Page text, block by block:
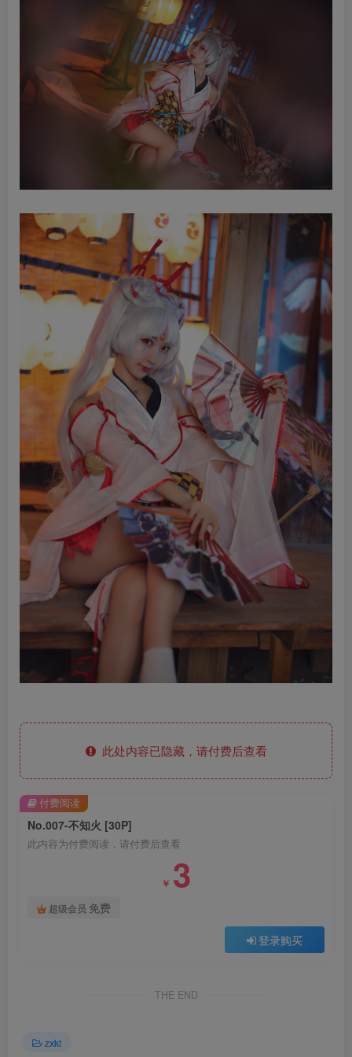
此处内容已隐藏，请付费后查看
No.007-不知火 [30P]
此内容为付费阅读，请付费后查看
￥ 3
超级会员 免费
登录购买
付费阅读
THE END
zxkt